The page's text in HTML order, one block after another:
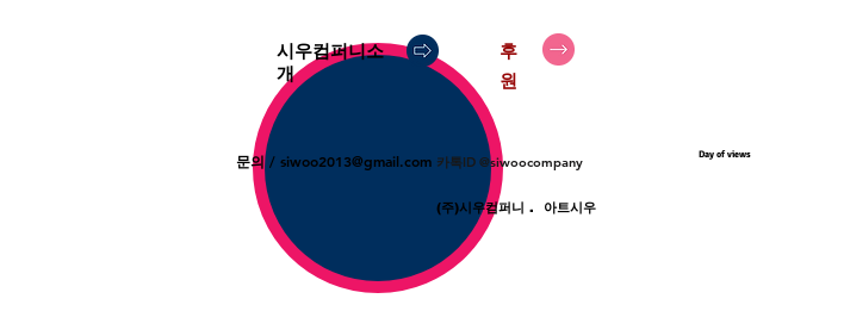
시우컴퍼니소
개
후
원
문의 / siwoo2013@gmail.com 카톡ID @siwoocompany Day of views
(주)시우컴퍼니 . 아트시우